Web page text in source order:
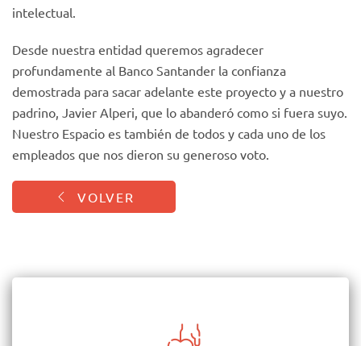
intelectual.
Desde nuestra entidad queremos agradecer
profundamente al Banco Santander la confianza
demostrada para sacar adelante este proyecto y a nuestro
padrino, Javier Alperi, que lo abanderó como si fuera suyo.
Nuestro Espacio es también de todos y cada uno de los
empleados que nos dieron su generoso voto.
VOLVER